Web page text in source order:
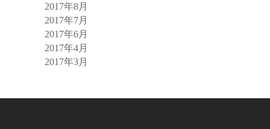
2017年8月
2017年7月
2017年6月
2017年4月
2017年3月